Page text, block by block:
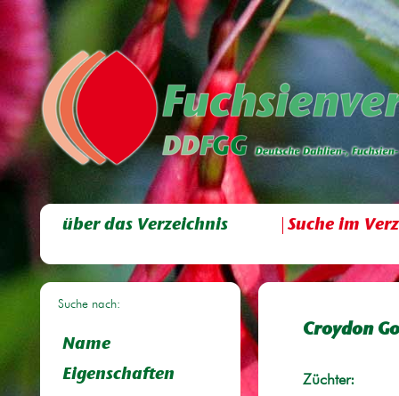
über das Verzeichnis Suche im
Suche nach:
Name
Eigenschaften
Croydon
Züchter: